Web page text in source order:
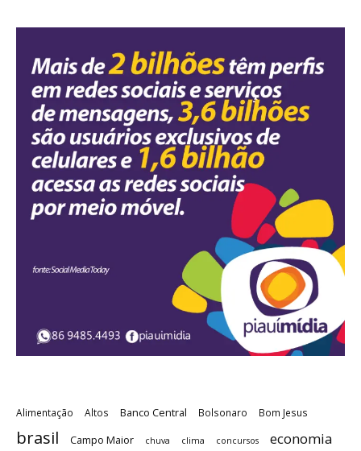
Alimentação Altos Banco Central Bolsonaro Bom Jesus
brasil Campo Maior chuva clima concursos economia